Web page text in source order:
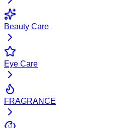
Beauty Care
Eye Care
FRAGRANCE